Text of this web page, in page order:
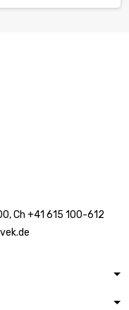
, Ch +41 615 100-612